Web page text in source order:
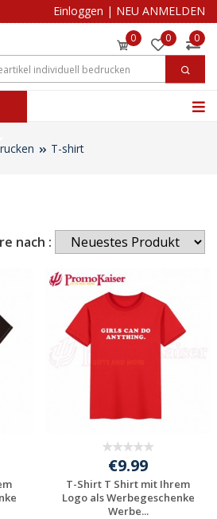
Einloggen | NEU ANMELDEN
0 0 0
T-shirt
nach :
€9.99
T-Shirt T Shirt mit Ihrem
Logo als Werbegeschenke
Werbe...